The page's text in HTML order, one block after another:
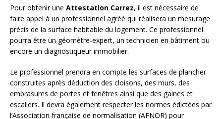
Pour obtenir une Attestation Carrez, il est nécessaire de
faire appel à un professionnel agréé qui réalisera un mesurage
précis de la surface habitable du logement. Ce professionnel
pourra être un géomètre-expert, un technicien en bâtiment ou
encore un diagnostiqueur immobilier.
Le professionnel prendra en compte les surfaces de plancher
construites après déduction des cloisons, des murs, des
embrasures de portes et fenêtres ainsi que des gaines et
escaliers. Il devra également respecter les normes édictées par
l’Association française de normalisation (AFNOR) pour